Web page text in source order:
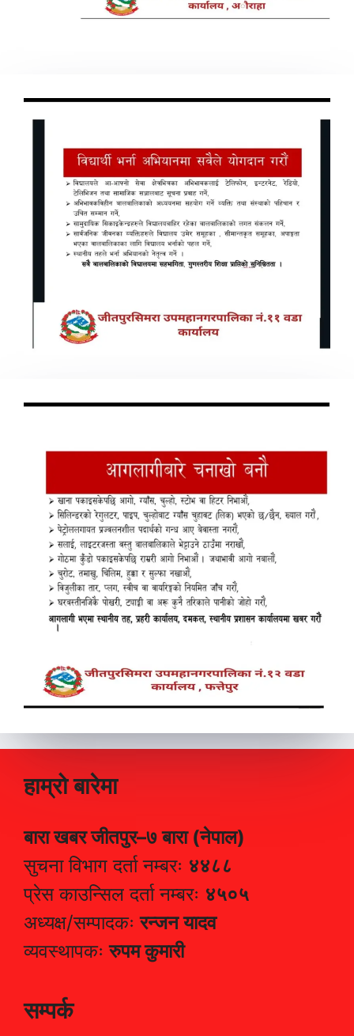
हाम्रो बारेमा
बारा खबर जीतपुर–७ बारा (नेपाल)
सुचना विभाग दर्ता नम्बरः ४४८८
प्रेस काउन्सिल दर्ता नम्बरः ४५०५
अध्यक्ष/सम्पादकःरन्जन यादव
व्यवस्थापकःरुपम कुमारी
सम्पर्क